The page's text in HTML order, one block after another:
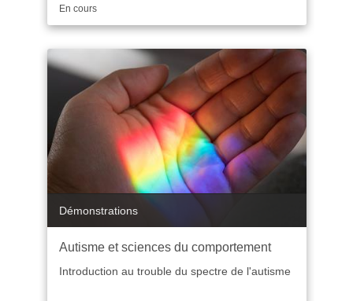
Durée
En cours
Catégorie
Démonstrations
Autisme et sciences du comportement
Introduction au trouble du spectre de l'autisme